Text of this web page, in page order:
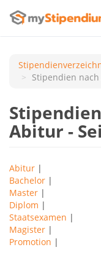
Stipendien
Abitur -
Abitur |
Bachelor |
Master |
Diplom |
Staatsexamen |
Magister |
Promotion |